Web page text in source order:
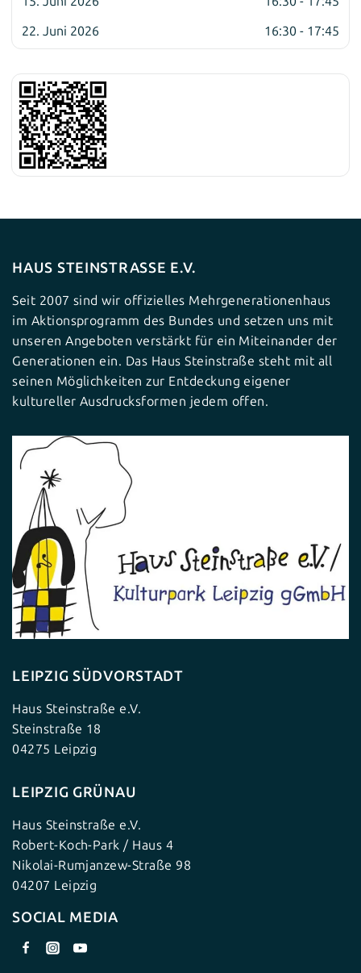
22. Juni 2026
16:30 - 17:45
HAUS STEINSTRASSE E.V.
Seit 2007 sind wir offizielles Mehrgenerationenhaus
im Aktionsprogramm des Bundes und setzen uns mit
unseren Angeboten verstärkt für ein Miteinander der
Generationen ein. Das Haus Steinstraße steht mit all
seinen Möglichkeiten zur Entdeckung eigener
kultureller Ausdrucksformen jedem offen.
LEIPZIG SÜDVORSTADT
Haus Steinstraße e.V.
Steinstraße 18
04275 Leipzig
LEIPZIG GRÜNAU
Haus Steinstraße e.V.
Robert-Koch-Park / Haus 4
Nikolai-Rumjanzew-Straße 98
04207 Leipzig
SOCIAL MEDIA